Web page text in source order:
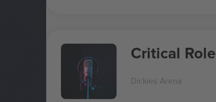
Critical Role
Dickies Arena